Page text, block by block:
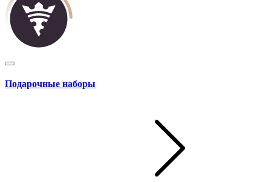
Подарочные наборы